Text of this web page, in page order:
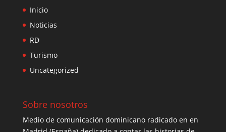
Inicio
Noticias
RD
Turismo
Uncategorized
Sobre nosotros
Medio de comunicación dominicano radicado en en